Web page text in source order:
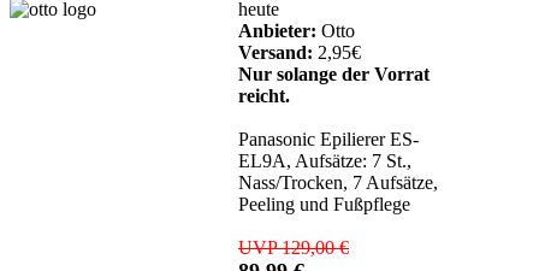
heute
Anbieter: Otto
Versand: 2,95€
Nur solange der Vorrat
reicht.
Panasonic Epilierer ES-
EL9A, Aufsätze: 7 St.,
Nass/Trocken, 7 Aufsätze,
Peeling und Fußpflege
UVP 129,00 €